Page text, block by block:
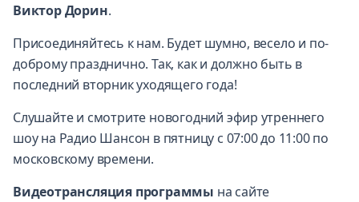
Виктор Дорин.
Присоединяйтесь к нам. Будет шумно, весело и по-
доброму празднично. Так, как и должно быть в
последний вторник уходящего года!
Слушайте и смотрите новогодний эфир утреннего
шоу на Радио Шансон в пятницу с 07:00 до 11:00 по
московскому времени.
Видеотрансляция программы на сайте